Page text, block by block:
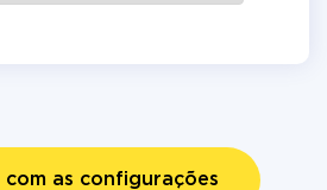
com as configurações